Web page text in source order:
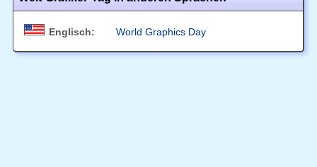
Englisch: World Graphics Day